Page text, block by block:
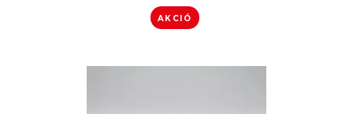
AKCIÓ